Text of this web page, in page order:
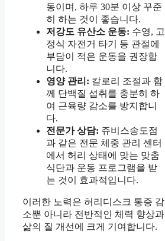
동이며, 하루 30분 이상 꾸준
히 하는 것이 좋습니다.
저강도 유산소 운동: 수영, 고
정식 자전거 타기 등 관절에
부담이 적은 운동을 권장합
니다.
영양 관리: 칼로리 조절과 함
께 단백질 섭취를 충분히 하
여 근육량 감소를 방지합니
다.
전문가 상담: 쥬비스송도점
과 같은 전문 체중 관리 센터
에서 허리 상태에 맞는 맞춤
식단과 운동 프로그램을 받
는 것이 효과적입니다.
이러한 노력은 허리디스크 통증 감
소뿐 아니라 전반적인 체력 향상과
삶의 질 개선에 크게 기여합니다.